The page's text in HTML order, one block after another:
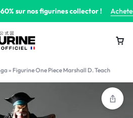
sur nos figurines collector !
» Figurine One Piece Marshall D. Teach